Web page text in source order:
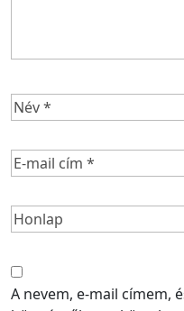
A nevem, e-mail címem,